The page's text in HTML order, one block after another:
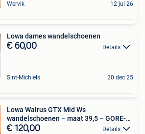
Wervik 12 jul 26
Lowa dames wandelschoenen
€ 60,00 Details
Sint-Michiels 20 dec 25
Lowa Walrus GTX Mid Ws
wandelschoenen – maat 39,5 – GORE-
TEX
€ 120,00 Details